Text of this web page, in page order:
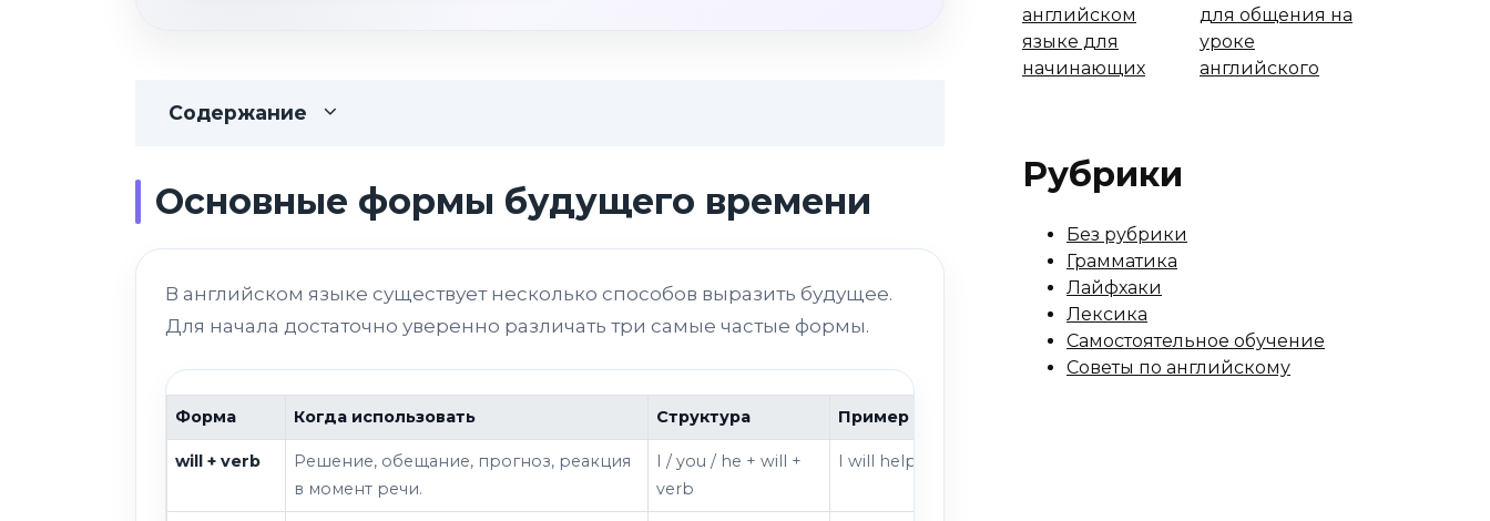
Содержание
Основные формы будущего времени
В английском языке существует несколько способов выразить будущее.
Для начала достаточно уверенно различать три самые частые формы.
Форма Когда использовать Структура Пример
will + verb
Решение, обещание, прогноз, реакция
в момент речи.
I / you / he + will +
verb
I will help you.
английском
языке для
начинающих
для общения на
уроке
английского
Рубрики
Без рубрики
Грамматика
Лайфхаки
Лексика
Самостоятельное обучение
Советы по английскому